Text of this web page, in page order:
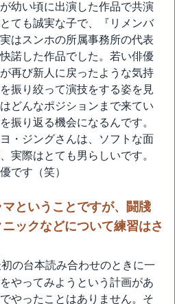
幼い頃に出演した作品で共演
ても誠実な子で、『リメンバ
はスンホの所属事務所の代表
諾した作品でした。若い俳優
再び新人に戻ったような気持
振り絞って演技をする姿を見
どんなポジションまで来てい
振り返る機会になるんです。
・ジングさんは、ソフトな面
実際はとても男らしいです。
です（笑）
ということですが、闘牋
ニックなどについて練習はさ
の台本読み合わせのときに一
やってみようという計画があ
やったことはありません。そ